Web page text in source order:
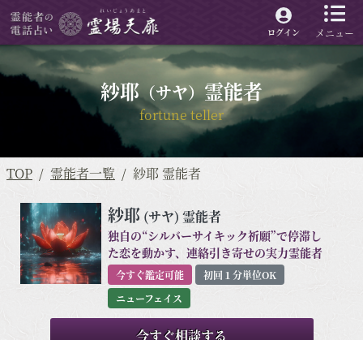
メニュー
ログイン
紗耶（サヤ）霊能者
fortune teller
TOP 霊能者一覧 紗耶 霊能者
紗耶 (サヤ) 霊能者
独自の“シルバーサイキック祈願”で停滞し
た恋を動かす、連絡引き寄せの実力霊能者
今すぐ鑑定可能
初回１分単位OK
ニューフェイス
今すぐ相談する